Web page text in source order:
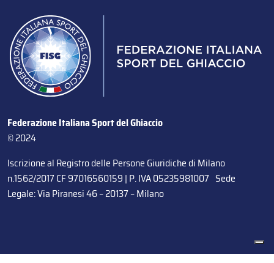
Federazione Italiana Sport del Ghiaccio
© 2024
Iscrizione al Registro delle Persone Giuridiche di Milano
n.1562/2017 CF 97016560159 | P. IVA 05235981007 Sede
Legale: Via Piranesi 46 – 20137 – Milano